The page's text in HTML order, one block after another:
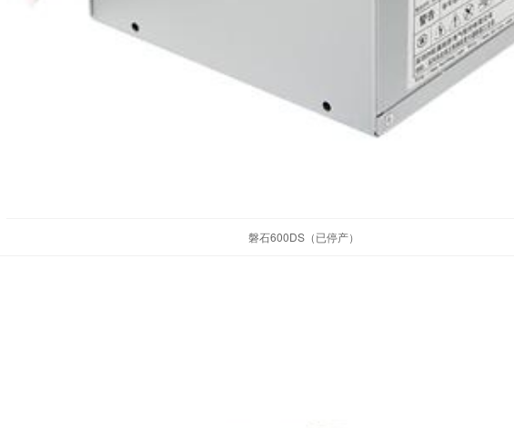
磐石600DS（已停产）